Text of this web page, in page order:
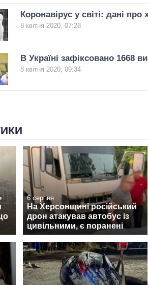
Коронавірус у світі: дані про
8 квітня 2020, 07:28
В Україні зафіксовано 1668
8 квітня 2020, 09:34
6 серпня
На Херсонщині російський
дрон атакував автобус із
цивільними, є поранені